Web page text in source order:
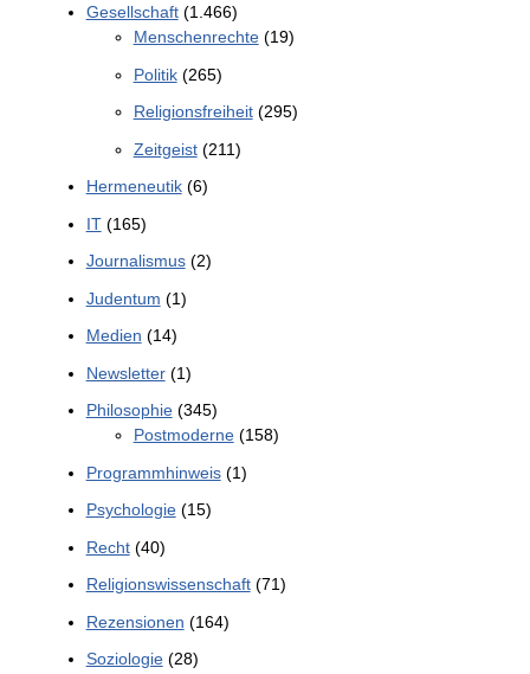
Gesellschaft(1.466)
Menschenrechte(19)
Politik(265)
Religionsfreiheit(295)
Zeitgeist(211)
Hermeneutik(6)
IT(165)
Journalismus(2)
Judentum (1)
Medien (14)
Newsletter(1)
Philosophie(345)
Postmoderne(158)
Programmhinweis(1)
Psychologie(15)
Recht(40)
Religionswissenschaft(71)
Rezensionen (164)
Soziologie(28)